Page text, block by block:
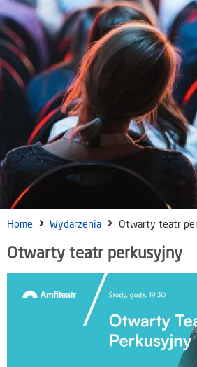
Home Wydarzenia Otwarty teatr
Otwarty teatr perkusyjny